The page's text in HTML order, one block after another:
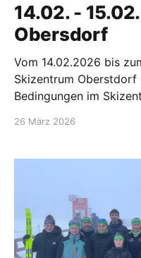
14.02. -
Obersdorf
Vom 14.02.2026 bis
Skizentrum
Bedingungen im
musste eine kurze
in der
26 März 2026